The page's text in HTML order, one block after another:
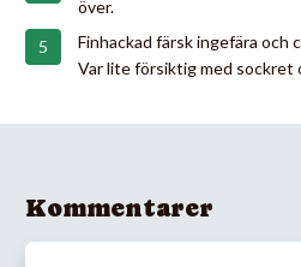
över.
Finhackad färsk ingefära och
Var lite försiktig med sockret
Kommentarer